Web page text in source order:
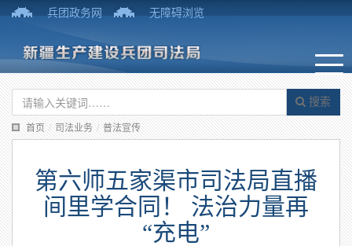
兵团政务网 无障碍浏览
搜索
首页 / 司法业务 / 普法宣传
第六师五家渠市司法局直播
间里学合同！ 法治力量再
“充电”